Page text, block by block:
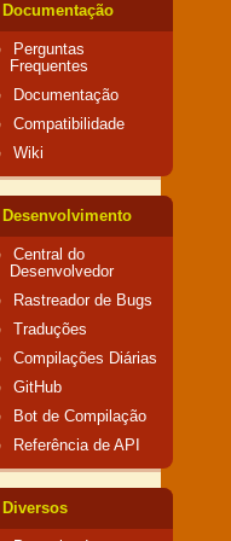
Documentação
Perguntas
Frequentes
Documentação
Compatibilidade
Wiki
Desenvolvimento
Central do
Desenvolvedor
Rastreador de Bugs
Traduções
Compilações Diárias
GitHub
Bot de Compilação
Referência de API
Diversos